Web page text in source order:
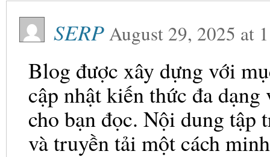
SERPAugust 29, 2025 at
Blog được xây dựng với
cập nhật kiến thức đa
cho bạn đọc. Nội dung tập
và truyền tải một cách